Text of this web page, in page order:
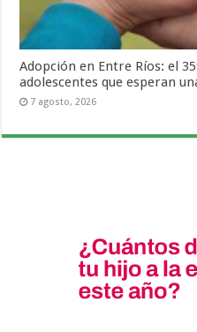
Adopción en Entre Ríos: el
adolescentes que esperan
7 agosto, 2026